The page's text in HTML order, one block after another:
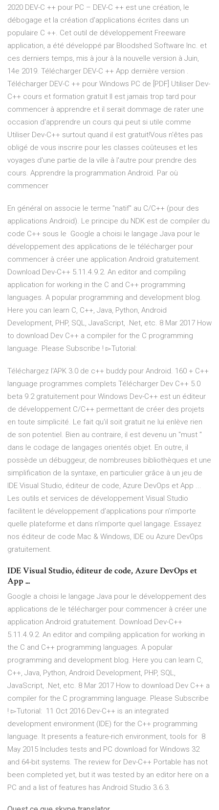
2020 DEV-C ++ pour PC – DEV-C ++ est une création, le
débogage et la création d'applications écrites dans un
populaire C ++. Cet outil de développement Freeware
application, a été développé par Bloodshed Software Inc. et
ces derniers temps, mis à jour à la nouvelle version à Juin,
14e 2019. Télécharger DEV-C ++ App dernière version .
Télécharger DEV-C ++ pour Windows PC de [PDF] Utiliser Dev-
C++ cours et formation gratuit Il est jamais trop tard pour
commencer à apprendre et il serait dommage de rater une
occasion d'apprendre un cours qui peut si utile comme
Utiliser Dev-C++ surtout quand il est gratuit!Vous n'êtes pas
obligé de vous inscrire pour les classes coûteuses et les
voyages d'une partie de la ville à l'autre pour prendre des
cours. Apprendre la programmation Android. Par où
commencer
En général on associe le terme "natif" au C/C++ (pour des
applications Android). Le principe du NDK est de compiler du
code C++ sous le Google a choisi le langage Java pour le
développement des applications de le télécharger pour
commencer à créer une application Android gratuitement.
Download Dev-C++ 5.11.4.9.2. An editor and compiling
application for working in the C and C++ programming
languages. A popular programming and development blog.
Here you can learn C, C++, Java, Python, Android
Development, PHP, SQL, JavaScript, .Net, etc. 8 Mar 2017 How
to download Dev C++ a compiler for the C programming
language. Please Subscribe ! ▻Tutorial:
Téléchargez l'APK 3.0 de c++ buddy pour Android. 160 + C++
language programmes complets Télécharger Dev C++ 5.0
beta 9.2 gratuitement pour Windows Dev-C++ est un éditeur
de développement C/C++ permettant de créer des projets
en toute simplicité. Le fait qu'il soit gratuit ne lui enlève rien
de son potentiel. Bien au contraire, il est devenu un "must "
dans le codage de langages orientés objet. En outre, il
possède un débuggeur, de nombreuses bibliothèques et une
simplification de la syntaxe, en particulier grâce à un jeu de
IDE Visual Studio, éditeur de code, Azure DevOps et App ...
Les outils et services de développement Visual Studio
facilitent le développement d’applications pour n’importe
quelle plateforme et dans n’importe quel langage. Essayez
nos éditeur de code Mac & Windows, IDE ou Azure DevOps
gratuitement.
IDE Visual Studio, éditeur de code, Azure DevOps et
App ...
Google a choisi le langage Java pour le développement des
applications de le télécharger pour commencer à créer une
application Android gratuitement. Download Dev-C++
5.11.4.9.2. An editor and compiling application for working in
the C and C++ programming languages. A popular
programming and development blog. Here you can learn C,
C++, Java, Python, Android Development, PHP, SQL,
JavaScript, .Net, etc. 8 Mar 2017 How to download Dev C++ a
compiler for the C programming language. Please Subscribe
! ▻Tutorial: 11 Oct 2016 Dev-C++ is an integrated
development environment (IDE) for the C++ programming
language. It presents a feature-rich environment, tools for 8
May 2015 Includes tests and PC download for Windows 32
and 64-bit systems. The review for Dev-C++ Portable has not
been completed yet, but it was tested by an editor here on a
PC and a list of features has Android Studio 3.6.3.